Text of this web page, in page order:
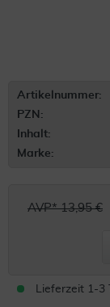
Artikelnummer:
PZN:
Inhalt:
Marke:
AVP* 13,95 €
Lieferzeit 1-3